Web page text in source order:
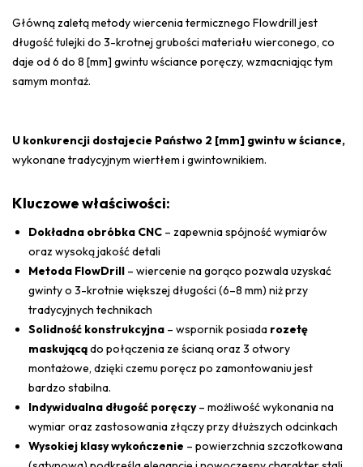
Główną zaletą metody wiercenia termicznego Flowdrill jest
długość tulejki do 3-krotnej grubości materiału wierconego, co
daje od 6 do 8 [mm] gwintu wściance poręczy, wzmacniając tym
samym montaż.
U konkurencji dostajecie Państwo 2 [mm] gwintu w ściance,
wykonane tradycyjnym wiertłem i gwintownikiem.
Kluczowe właściwości:
Dokładna obróbka CNC – zapewnia spójność wymiarów
oraz wysoką jakość detali
Metoda FlowDrill – wiercenie na gorąco pozwala uzyskać
gwinty o 3-krotnie większej długości (6–8 mm) niż przy
tradycyjnych technikach
Solidność konstrukcyjna – wspornik posiada rozetę
maskującądo połączenia ze ścianą oraz 3 otwory
montażowe, dzięki czemu poręcz po zamontowaniu jest
bardzo stabilna.
Indywidualna długość poręczy– możliwość wykonania na
wymiar oraz zastosowania złączy przy dłuższych odcinkach
Wysokiej klasy wykończenie – powierzchnia szczotkowana